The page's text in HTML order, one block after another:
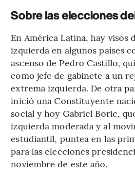
Sobre las elecciones
En América Latina, hay visos
izquierda en algunos países
ascenso de Pedro Castillo,
como jefe de gabinete a un
extrema izquierda. De otra
inició una Constituyente
social y hoy Gabriel Boric,
izquierda moderada y al
estudiantil, puntea en las
para las elecciones
noviembre de este año.